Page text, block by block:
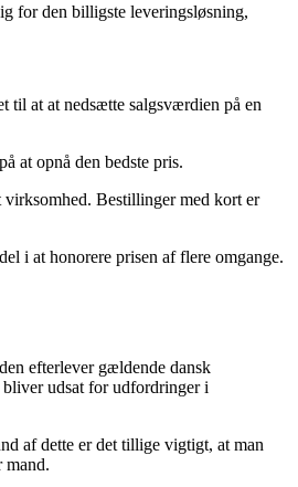
for den billigste leveringsløsning,
til at at nedsætte salgsværdien på en
at opnå den bedste pris.
virksomhed. Bestillinger med kort er
i at honorere prisen af flere omgange.
efterlever gældende dansk
bliver udsat for udfordringer i
af dette er det tillige vigtigt, at man
mand.